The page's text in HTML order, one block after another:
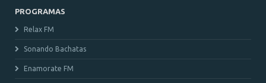
PROGRAMAS
Relax FM
Sonando Bachatas
Enamorate FM